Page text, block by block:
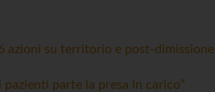
azioni su territorio e post-dimissione
parte la presa in carico”